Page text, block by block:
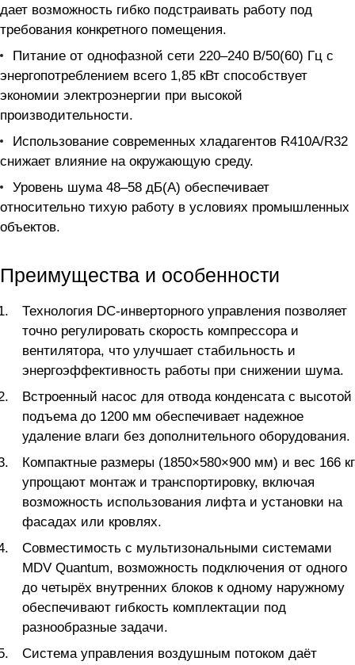
дает возможность гибко подстраивать работу под
требования конкретного помещения.
Питание от однофазной сети 220–240 В/50(60) Гц с
энергопотреблением всего 1,85 кВт способствует
экономии электроэнергии при высокой
производительности.
Использование современных хладагентов R410A/R32
снижает влияние на окружающую среду.
Уровень шума 48–58 дБ(А) обеспечивает
относительно тихую работу в условиях промышленных
объектов.
Преимущества и особенности
Технология DC-инверторного управления позволяет
точно регулировать скорость компрессора и
вентилятора, что улучшает стабильность и
энергоэффективность работы при снижении шума.
Встроенный насос для отвода конденсата с высотой
подъема до 1200 мм обеспечивает надежное
удаление влаги без дополнительного оборудования.
Компактные размеры (1850×580×900 мм) и вес 166 кг
упрощают монтаж и транспортировку, включая
возможность использования лифта и установки на
фасадах или кровлях.
Совместимость с мультизональными системами
MDV Quantum, возможность подключения от одного
до четырёх внутренних блоков к одному наружному
обеспечивают гибкость комплектации под
разнообразные задачи.
Система управления воздушным потоком даёт